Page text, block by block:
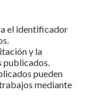
el identificador
y la
publicados.
pueden
mediante